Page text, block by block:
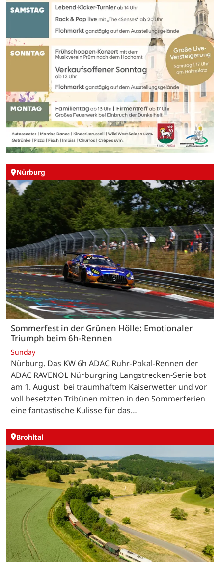
Nürburg
Sommerfest in der Grünen Hölle: Emotionaler
Triumph beim 6h-Rennen
Sunday
Nürburg. Das KW 6h ADAC Ruhr-Pokal-Rennen der
ADAC RAVENOL Nürburgring Langstrecken-Serie bot
am 1. August bei traumhaftem Kaiserwetter und vor
voll besetzten Tribünen mitten in den Sommerferien
eine fantastische Kulisse für das…
Brohltal